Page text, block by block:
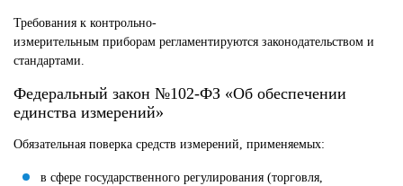
Требования к контрольно-
измерительным приборам регламентируются законодательством и
стандартами.
Федеральный закон №102-ФЗ «Об обеспечении
единства измерений»
Обязательная поверка средств измерений, применяемых:
в сфере государственного регулирования (торговля,